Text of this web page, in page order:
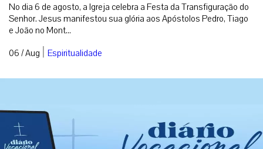
No dia 6 de agosto, a Igreja celebra a Festa da Transfiguração do
Senhor. Jesus manifestou sua glória aos Apóstolos Pedro, Tiago
e João no Mont...
06 / Aug | Espiritualidade